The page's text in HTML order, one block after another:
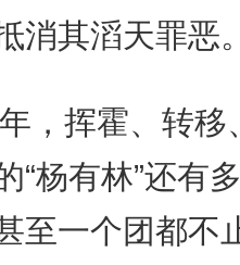
消其滔天罪恶
，挥霍、转
“杨有林”还有
至一个团都不